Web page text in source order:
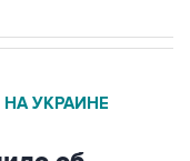
УКРАИНЕ